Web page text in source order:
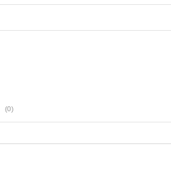
(0)